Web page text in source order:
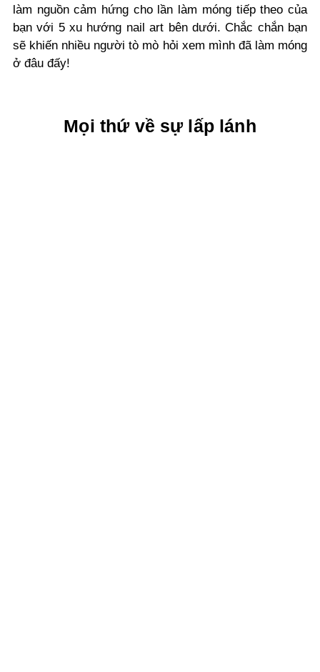
làm nguồn cảm hứng cho lần làm móng tiếp theo của
bạn với 5 xu hướng nail art bên dưới. Chắc chắn bạn
sẽ khiến nhiều người tò mò hỏi xem mình đã làm móng
ở đâu đấy!
Mọi thứ về sự lấp lánh